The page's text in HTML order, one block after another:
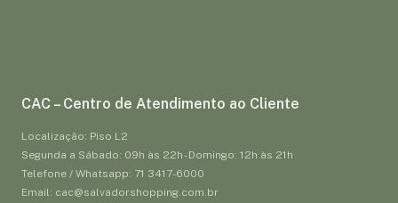
CAC – Centro de Atendimento ao Cliente
Localização: Piso L2
Segunda a Sábado: 09h às 22h - Domingo: 12h às 21h
Telefone / Whatsapp: 71 3417-6000
Email: cac@salvadorshopping.com.br